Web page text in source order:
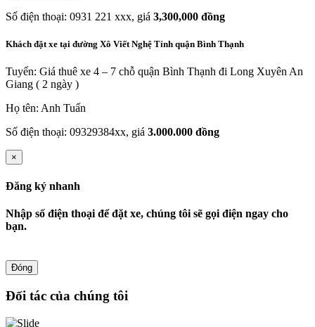
Số điện thoại: 0931 221 xxx, giá 3,300,000 đồng
Khách đặt xe tại đường Xô Viết Nghệ Tỉnh quận Bình Thạnh
Tuyến: Giá thuê xe 4 – 7 chỗ quận Bình Thạnh đi Long Xuyên An
Giang ( 2 ngày )
Họ tên: Anh Tuấn
Số điện thoại: 09329384xx, giá 3.000.000 đồng
×
Đăng ký nhanh
Nhập số điện thoại để đặt xe, chúng tôi sẽ gọi điện ngay cho
bạn.
Đóng
Đối tác của chúng tôi